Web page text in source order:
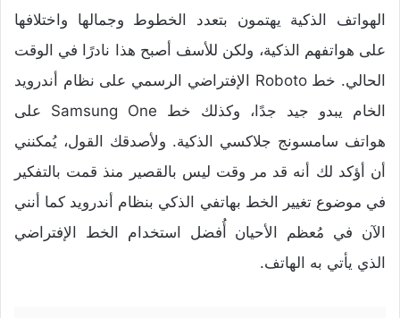
الهواتف الذكية يهتمون بتعدد الخطوط وجمالها واختلافها
على هواتفهم الذكية، ولكن للأسف أصبح هذا نادرًا في الوقت
الحالي. خط Roboto الإفتراضي الرسمي على نظام أندرويد
الخام يبدو جيد جدًا، وكذلك خط Samsung One على
هواتف سامسونج جلاكسي الذكية. ولأصدقك القول، يُمكنني
أن أؤكد لك أنه قد مر وقت ليس بالقصير منذ قمت بالتفكير
في موضوع تغيير الخط بهاتفي الذكي بنظام أندرويد كما أنني
الآن في مُعظم الأحيان أُفضل استخدام الخط الإفتراضي
الذي يأتي به الهاتف.